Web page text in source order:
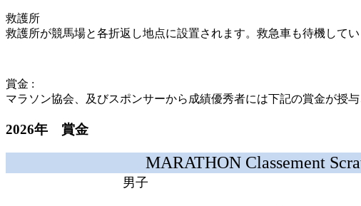
救護所
救護所が競馬場と各折返し地点に設置されます。救急車も待機してい
賞金 :
マラソン協会、及びスポンサーから成績優秀者には下記の賞金が授
2026年 賞金
MARATHON Classement
男子